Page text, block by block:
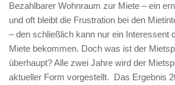
Bezahlbarer Wohnraum zur Miete – ein
und oft bleibt die Frustration bei den
– den schließlich kann nur ein Interessent
Miete bekommen. Doch was ist der
überhaupt? Alle zwei Jahre wird der
aktueller Form vorgestellt. Das Ergebnis